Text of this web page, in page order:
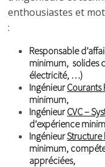
enthousiastes et
:
Responsable
minimum, solides
électricité, …)
IngénieurCourants
minimum,
IngénieurCVC –
d’expérience
Ingénieur
minimum,
appréciées,